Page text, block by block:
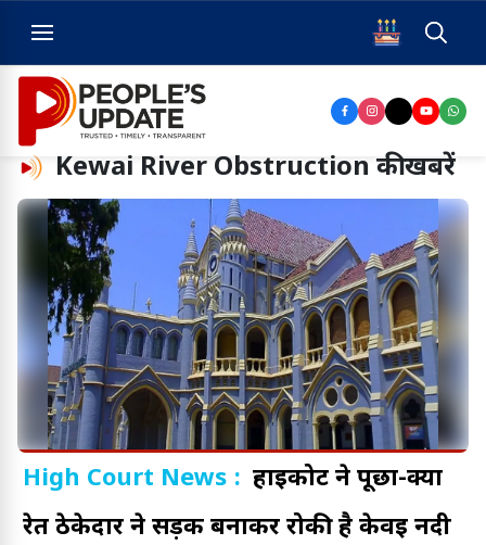
Kewai River Obstruction की खबरें
High Court News : हाईकोर्ट ने पूछा-क्या
रेत ठेकेदार ने सड़क बनाकर रोकी है केवई नदी